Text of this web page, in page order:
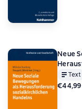
Neue
Text
€44,99